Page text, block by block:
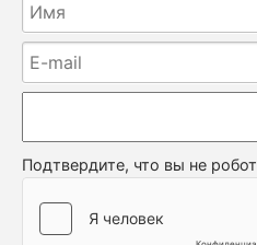
Подтвердите, что вы не робот